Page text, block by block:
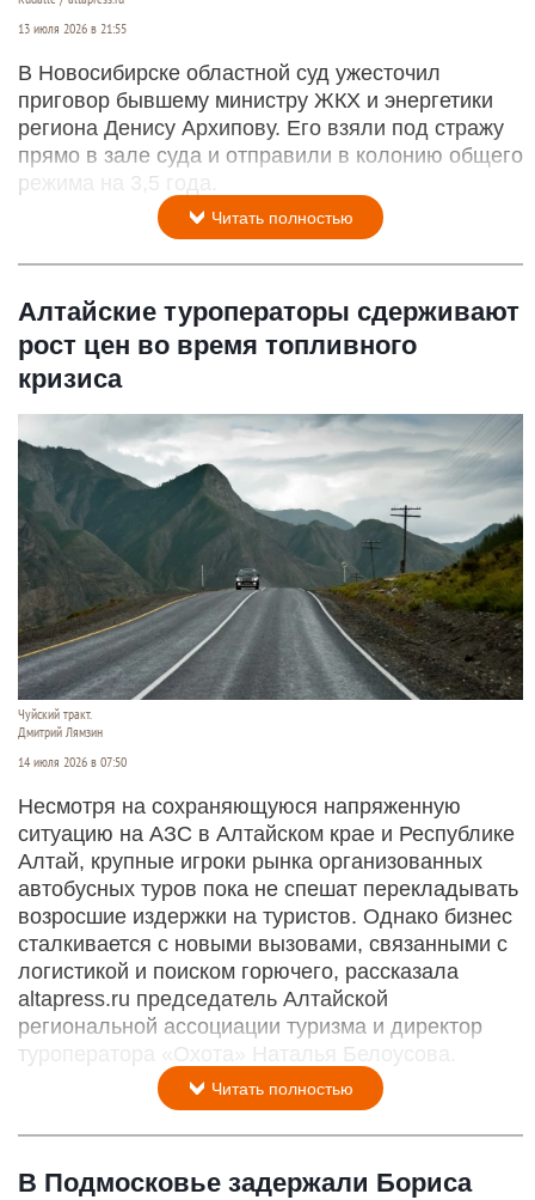
13 июля 2026 в 21:55
В Новосибирске областной суд ужесточил
приговор бывшему министру ЖКХ и энергетики
региона Денису Архипову. Его взяли под стражу
прямо в зале суда и отправили в колонию общего
режима на 3,5 года.
Читать полностью
Алтайские туроператоры сдерживают
рост цен во время топливного
кризиса
Чуйский тракт.
Дмитрий Лямзин
14 июля 2026 в 07:50
Несмотря на сохраняющуюся напряженную
ситуацию на АЗС в Алтайском крае и Республике
Алтай, крупные игроки рынка организованных
автобусных туров пока не спешат перекладывать
возросшие издержки на туристов. Однако бизнес
сталкивается с новыми вызовами, связанными с
логистикой и поиском горючего, рассказала
altapress.ru председатель Алтайской
региональной ассоциации туризма и директор
туроператора «Охота» Наталья Белоусова.
Читать полностью
В Подмосковье задержали Бориса